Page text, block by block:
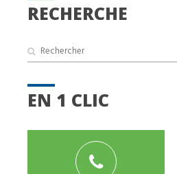
RECHERCHE
EN 1 CLIC